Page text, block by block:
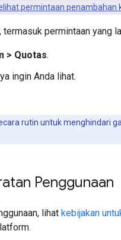
permintaan penambahan
permintaan yang
> Quotas.
ingin Anda lihat.
rutin untuk menghindari
Penggunaan
lihat kebijakan